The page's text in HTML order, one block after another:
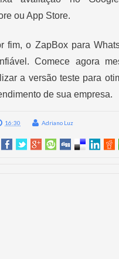
ou App Store.
fim, o ZapBox para
Comece agora
a versão teste para
de sua empresa.
16:30 Adriano Luz